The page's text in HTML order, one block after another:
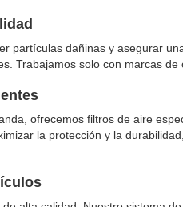
partículas dañinas y asegurar
Trabajamos solo con marcas
ofrecemos filtros de aire
la protección y la